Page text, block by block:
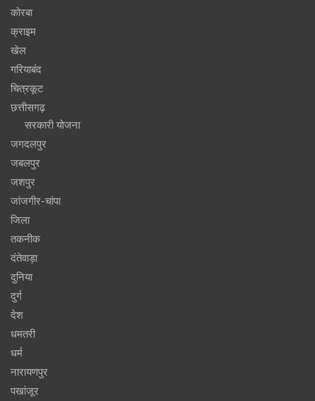
कोरबा
क्राइम
खेल
गरियाबंद
चित्रकूट
छत्तीसगढ़
सरकारी योजना
जगदलपुर
जबलपुर
जशपुर
जांजगीर-चांपा
जिला
तकनीक
दंतेवाड़ा
दुनिया
दुर्ग
देश
धमतरी
धर्म
नारायणपुर
पखांजूर